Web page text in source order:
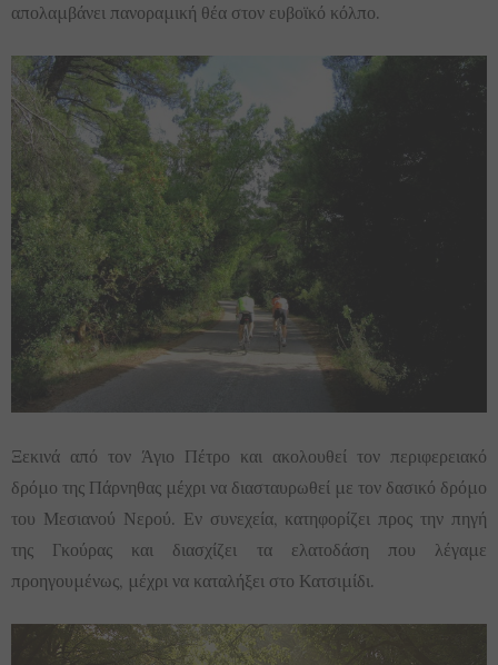
απολαμβάνει πανοραμική θέα στον ευβοϊκό κόλπο.
Ξεκινά από τον Άγιο Πέτρο και ακολουθεί τον περιφερειακό
δρόμο της Πάρνηθας μέχρι να διασταυρωθεί με τον δασικό δρόμο
του Μεσιανού Νερού. Εν συνεχεία, κατηφορίζει προς την πηγή
της Γκούρας και διασχίζει τα ελατοδάση που λέγαμε
προηγουμένως, μέχρι να καταλήξει στο Κατσιμίδι.